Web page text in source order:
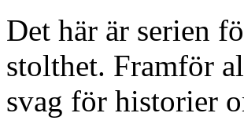
Det här är serien
stolthet. Framför
svag för historier